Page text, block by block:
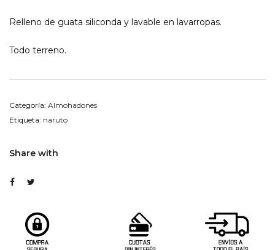
Relleno de guata siliconda y lavable en lavarropas.
Todo terreno.
Categoría: Almohadones
Etiqueta: naruto
Share with